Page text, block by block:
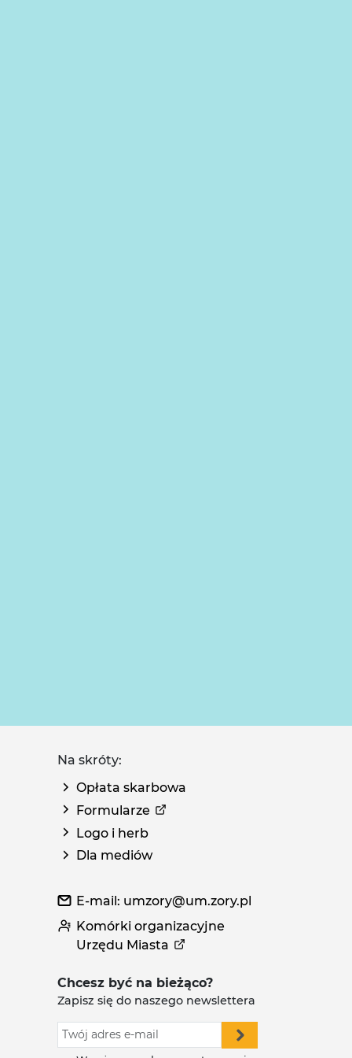
Na skróty:
Opłata skarbowa
Formularze
Logo i herb
Dla mediów
E-mail: umzory@um.zory.pl
Komórki organizacyjne
Urzędu Miasta
Chcesz być na bieżąco?
Zapisz się do naszego newslettera